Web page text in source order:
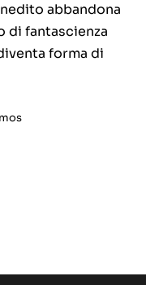
abbandona
di fantascienza
forma di